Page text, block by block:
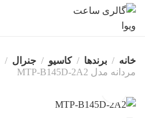
خانه برندها کاسیو جنرال
مردانه مدل MTP-B145D-2A2